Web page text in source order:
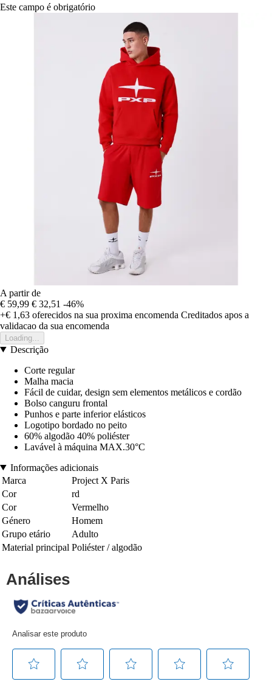
Este campo é obrigatório
A partir de
€ 59,99 € 32,51 -46%
+€ 1,63 oferecidos na sua proxima encomenda Creditados apos a
validacao da sua encomenda
Loading...
Descrição
Corte regular
Malha macia
Fácil de cuidar, design sem elementos metálicos e cordão
Bolso canguru frontal
Punhos e parte inferior elásticos
Logotipo bordado no peito
60% algodão 40% poliéster
Lavável à máquina MAX.30°C
Informações adicionais
Marca
Project X Paris
Cor
rd
Cor
Vermelho
Género
Homem
Grupo etário
Adulto
Material principal Poliéster / algodão